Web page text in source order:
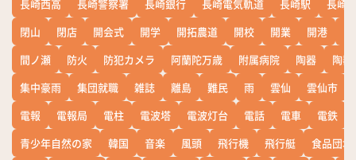
長崎西高
長崎警察署 長崎銀行 長崎電気軌道 長崎駅
長崎
閉山
閉店 開会式 開学 開拓農道 開校 開業 開港
間ノ瀬
防火 防犯カメラ 阿蘭陀万歳 附属病院 陶器
陶器
集中豪雨
集団就職 雑誌 離島 難民 雨 雲仙 雲仙市
電報
電報局 電柱 電波塔 電波灯台 電話 電車 電鉄
青少年自然の家
韓国 音楽 風頭 飛行機 飛行艇
食品団地